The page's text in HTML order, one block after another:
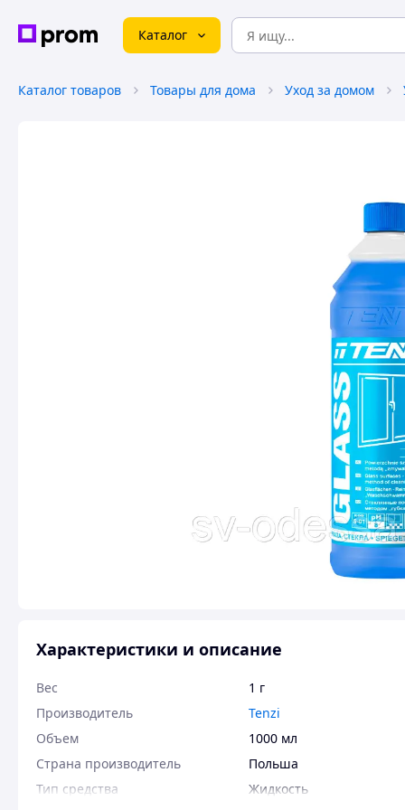
Каталог
Каталог товаров Товары для дома Уход за домом
Характеристики и описание
Вес
1 г
Производитель
Tenzi
Объем
1000 мл
Страна производитель
Польша
Тип средства
Жидкость